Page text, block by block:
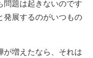
問題は起きないのです
発展するのがいつもの
が増えたなら、それは